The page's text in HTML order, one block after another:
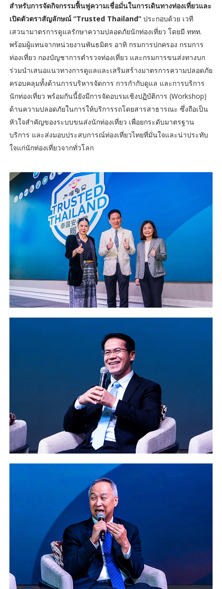
สำหรับการจัดกิจกรรมฟื้นฟูความเชื่อมั่นในการเดินทางท่องเที่ยวและ
เปิดตัวตราสัญลักษณ์ “Trusted Thailand” ประกอบด้วย เวที
เสวนามาตรการดูแลรักษาความปลอดภัยนักท่องเที่ยว โดยมี ททท.
พร้อมผู้แทนจากหน่วยงานพันธมิตร อาทิ กรมการปกครอง กรมการ
ท่องเที่ยว กองบัญชาการตำรวจท่องเที่ยว และกรมการขนส่งทางบก
ร่วมนำเสนอแนวทางการดูแลและเสริมสร้างมาตรการความปลอดภัย
ครอบคลุมทั้งด้านการบริหารจัดการ การกำกับดูแล และการบริการ
นักท่องเที่ยว พร้อมกันนี้ยังมีการจัดอบรมเชิงปฏิบัติการ (Workshop)
ด้านความปลอดภัยในการให้บริการรถโดยสารสาธารณะ ซึ่งถือเป็น
หัวใจสำคัญของระบบขนส่งนักท่องเที่ยว เพื่อยกระดับมาตรฐาน
บริการ และส่งมอบประสบการณ์ท่องเที่ยวไทยที่มั่นใจและน่าประทับ
ใจแก่นักท่องเที่ยวจากทั่วโลก